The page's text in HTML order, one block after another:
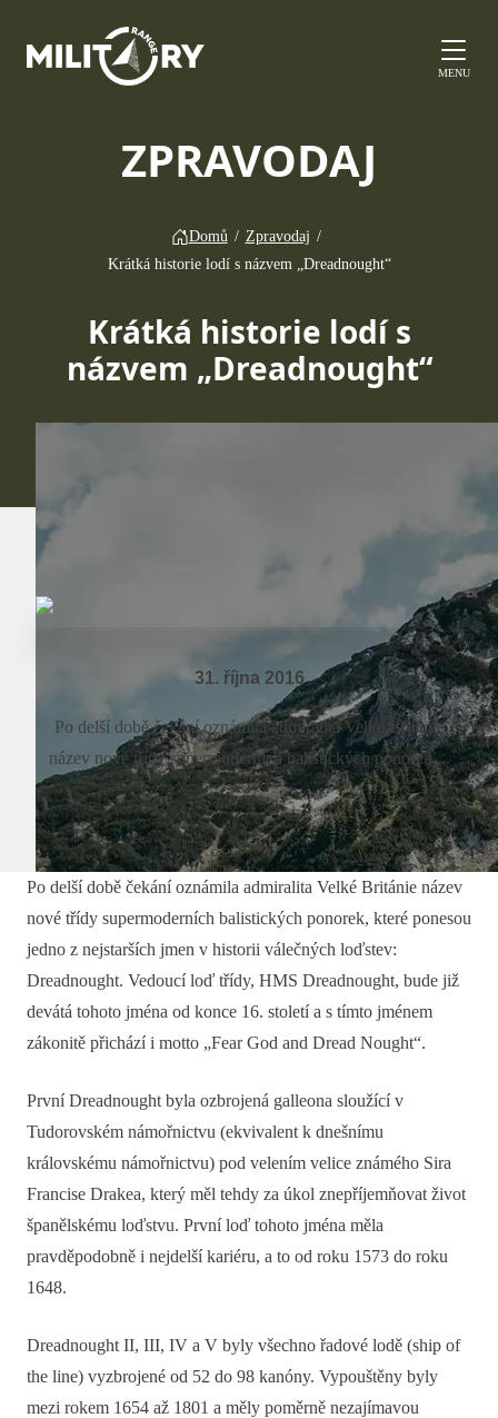
MENU
ZPRAVODAJ
Domů / Zpravodaj /
Krátká historie lodí s názvem „Dreadnought“
Krátká historie lodí s
názvem „Dreadnought“
31. října 2016
Po delší době čekání oznámila admiralita Velké Británie
název nové třídy supermoderních balistických ponorek,...
Po delší době čekání oznámila admiralita Velké Británie název
nové třídy supermoderních balistických ponorek, které ponesou
jedno z nejstarších jmen v historii válečných loďstev:
Dreadnought. Vedoucí loď třídy, HMS Dreadnought, bude již
devátá tohoto jména od konce 16. století a s tímto jménem
zákonitě přichází i motto „Fear God and Dread Nought“.
První Dreadnought byla ozbrojená galleona sloužící v
Tudorovském námořnictvu (ekvivalent k dnešnímu
královskému námořnictvu) pod velením velice známého Sira
Francise Drakea, který měl tehdy za úkol znepříjemňovat život
španělskému loďstvu. První loď tohoto jména měla
pravděpodobně i nejdelší kariéru, a to od roku 1573 do roku
1648.
Dreadnought II, III, IV a V byly všechno řadové lodě (ship of
the line) vyzbrojené od 52 do 98 kanóny. Vypouštěny byly
mezi rokem 1654 až 1801 a měly poměrně nezajímavou